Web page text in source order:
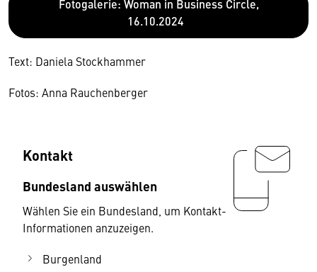
Fotogalerie: Woman in Business Circle,
16.10.2024
Text: Daniela Stockhammer
Fotos: Anna Rauchenberger
Kontakt
Bundesland auswählen
Wählen Sie ein Bundesland, um Kontakt-
Informationen anzuzeigen.
Burgenland